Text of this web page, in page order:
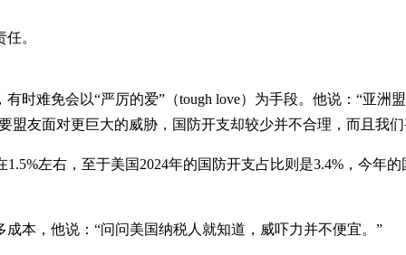
。
时难免会以“严厉的爱”（tough love）为手段。他说：“亚
友面对更巨大的威胁，国防开支却较少并不合理，而且我
左右，至于美国2024年的国防开支占比则是3.4%，今年
本，他说：“问问美国纳税人就知道，威吓力并不便宜。”